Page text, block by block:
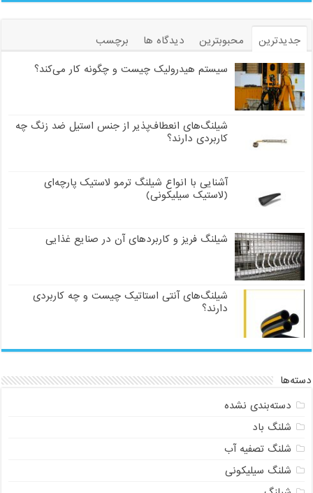
جدیدترین محبوبترین دیدگاه ها
برچسب
سیستم هیدرولیک چیست و چگونه کار می‌کند؟
شیلنگ‌های انعطاف‌پذیر از جنس استیل ضد زنگ چه
کاربردی دارند؟
آشنایی با انواع شیلنگ ترمو لاستیک پارچه‌ای
(لاستیک سیلیکونی)
شیلنگ فریز و کاربردهای آن در صنایع غذایی
شیلنگ‌های آنتی استاتیک چیست و چه کاربردی
دارند؟
دسته‌ها
دسته‌بندی نشده
شلنگ باد
شلنگ تصفیه آب
شلنگ سیلیکونی